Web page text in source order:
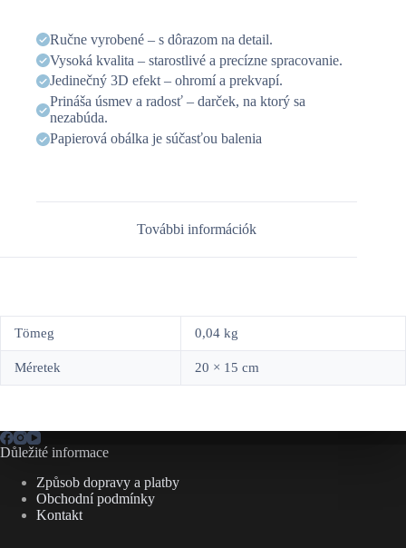
Ručne vyrobené – s dôrazom na detail.
Vysoká kvalita – starostlivé a precízne spracovanie.
Jedinečný 3D efekt – ohromí a prekvapí.
Prináša úsmev a radosť – darček, na ktorý sa
nezabúda.
Papierová obálka je súčasťou balenia
További információk
Tömeg 0,04 kg
Méretek 20 × 15 cm
Důležité informace
Způsob dopravy a platby
Obchodní podmínky
Kontakt